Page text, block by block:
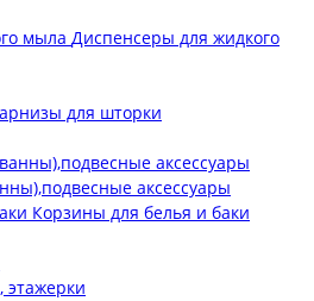
Диспенсеры для жидкого
для шторки
аксессуары
Корзины для белья и баки
этажерки